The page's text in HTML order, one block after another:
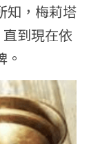
知，梅莉塔
到現在依